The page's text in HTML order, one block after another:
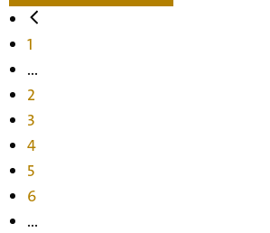
1
...
2
3
4
5
6
...